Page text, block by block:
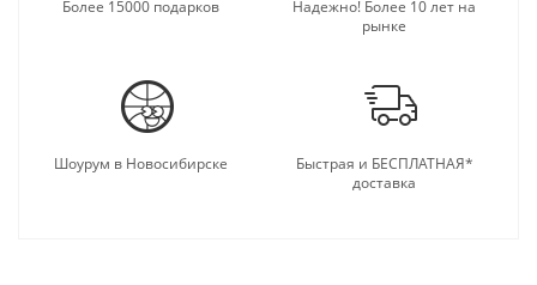
Более 15000 подарков
Надежно! Более 10 лет на
рынке
Шоурум в Новосибирске
Быстрая и БЕСПЛАТНАЯ*
доставка